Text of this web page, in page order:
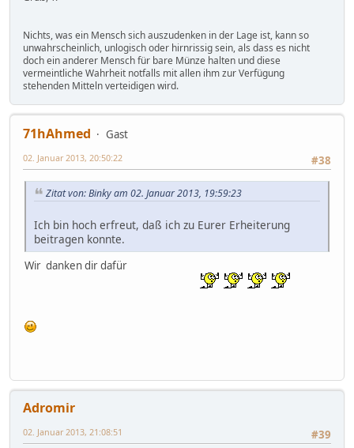
Nichts, was ein Mensch sich auszudenken in der Lage ist, kann so
unwahrscheinlich, unlogisch oder hirnrissig sein, als dass es nicht
doch ein anderer Mensch für bare Münze halten und diese
vermeintliche Wahrheit notfalls mit allen ihm zur Verfügung
stehenden Mitteln verteidigen wird.
71hAhmed
Gast
#38
02. Januar 2013, 20:50:22
Zitat von: Binky am 02. Januar 2013, 19:59:23
Ich bin hoch erfreut, daß ich zu Eurer Erheiterung
beitragen konnte.
Wir danken dir dafür
Adromir
#39
02. Januar 2013, 21:08:51